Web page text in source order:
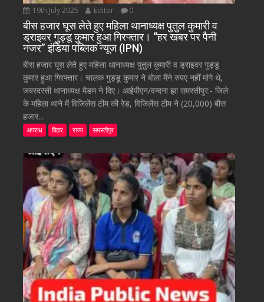
19th July 2025 Editor 0
बीस हजार घूस लेते हुए महिला थानाध्यक्ष पुतुल कुमारी व
ड्राइवर गुड्डू कुमार हुआ गिरफ्तार। “हर खबर पर पैनी
नजर” इंडिया पब्लिक न्यूज (IPN)
बीस हजार घूस लेते हुए महिला थानाध्यक्ष पुतुल कुमारी व ड्राइवर गुड्डू
कुमार हुआ गिरफ्तार। चालक गुड्डू कुमार ने बोला मैंने रुपए नहीं मांगे थे,
जबरदस्ती थानाध्यक्ष मैडम ने दिए। आईपीएन/वन्दना झा समस्तीपुर:- जिले
के महिला थाने में विजिलेंस टीम की रेड, विजिलेंस टीम ने (20,000) बीस
हजार...
अपराध बिहार राज्य समस्तीपुर